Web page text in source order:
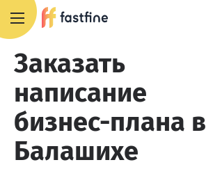
Заказать
написание
бизнес-плана в
Балашихе